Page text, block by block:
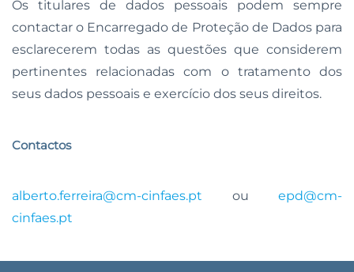
Os titulares de dados pessoais podem sempre
contactar o Encarregado de Proteção de Dados para
esclarecerem todas as questões que considerem
pertinentes relacionadas com o tratamento dos
seus dados pessoais e exercício dos seus direitos.
Contactos
alberto.ferreira@cm-cinfaes.pt ou epd@cm-
cinfaes.pt